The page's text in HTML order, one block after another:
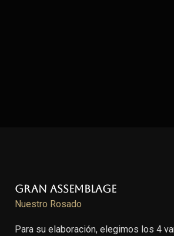
Gran Assemblage
Nuestro Rosado
Para su elaboración, elegimos los 4